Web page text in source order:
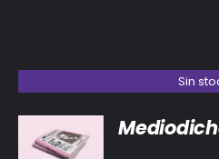
Sin
DETALLES